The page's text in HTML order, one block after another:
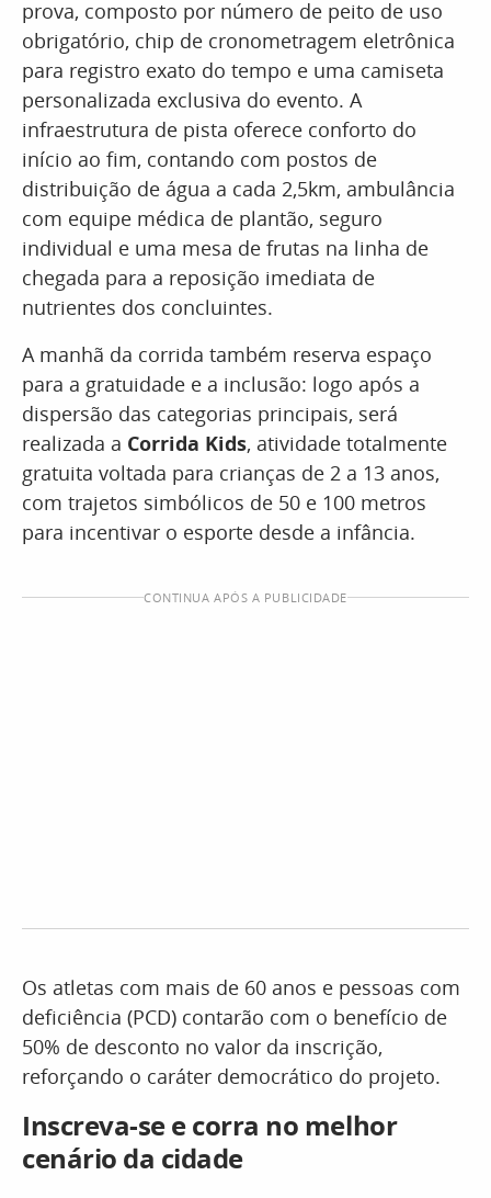
prova, composto por número de peito de uso
obrigatório, chip de cronometragem eletrônica
para registro exato do tempo e uma camiseta
personalizada exclusiva do evento. A
infraestrutura de pista oferece conforto do
início ao fim, contando com postos de
distribuição de água a cada 2,5km, ambulância
com equipe médica de plantão, seguro
individual e uma mesa de frutas na linha de
chegada para a reposição imediata de
nutrientes dos concluintes.
A manhã da corrida também reserva espaço
para a gratuidade e a inclusão: logo após a
dispersão das categorias principais, será
realizada a Corrida Kids, atividade totalmente
gratuita voltada para crianças de 2 a 13 anos,
com trajetos simbólicos de 50 e 100 metros
para incentivar o esporte desde a infância.
CONTINUA APÓS A PUBLICIDADE
Os atletas com mais de 60 anos e pessoas com
deficiência (PCD) contarão com o benefício de
50% de desconto no valor da inscrição,
reforçando o caráter democrático do projeto.
Inscreva-se e corra no melhor
cenário da cidade